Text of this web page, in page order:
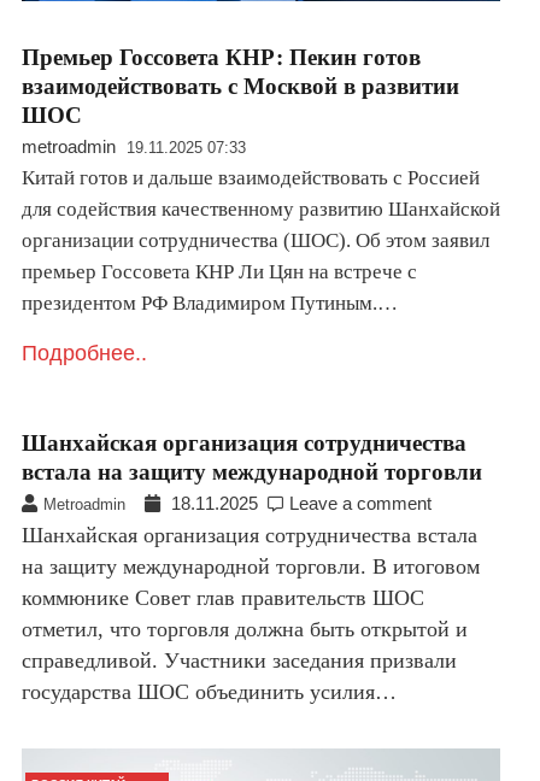
Премьер Госсовета КНР: Пекин готов
взаимодействовать с Москвой в развитии
ШОС
metroadmin 19.11.2025 07:33
Китай готов и дальше взаимодействовать с Россией
для содействия качественному развитию Шанхайской
организации сотрудничества (ШОС). Об этом заявил
премьер Госсовета КНР Ли Цян на встрече с
президентом РФ Владимиром Путиным.…
Подробнее..
Шанхайская организация сотрудничества
встала на защиту международной торговли
Metroadmin 18.11.2025 Leave a comment
Шанхайская организация сотрудничества встала
на защиту международной торговли. В итоговом
коммюнике Совет глав правительств ШОС
отметил, что торговля должна быть открытой и
справедливой. Участники заседания призвали
государства ШОС объединить усилия…